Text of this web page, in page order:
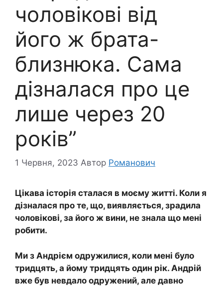
чоловікові від
його ж брата-
близнюка. Сама
дізналася про це
лише через 20
років”
1 Червня, 2023 Автор Романович
Цікава історія сталася в моєму житті. Коли я
дізналася про те, що, виявляється, зрадила
чоловікові, за його ж вини, не знала що мені
робити.
Ми з Андрієм одружилися, коли мені було
тридцять, а йому тридцять один рік. Андрій
вже був невдало одружений, але давно